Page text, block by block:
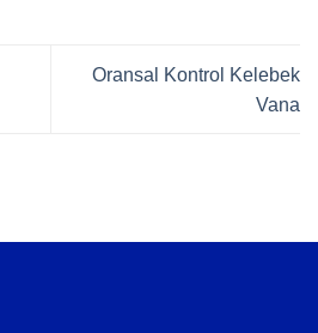
Oransal Kontrol Kelebek
Vana